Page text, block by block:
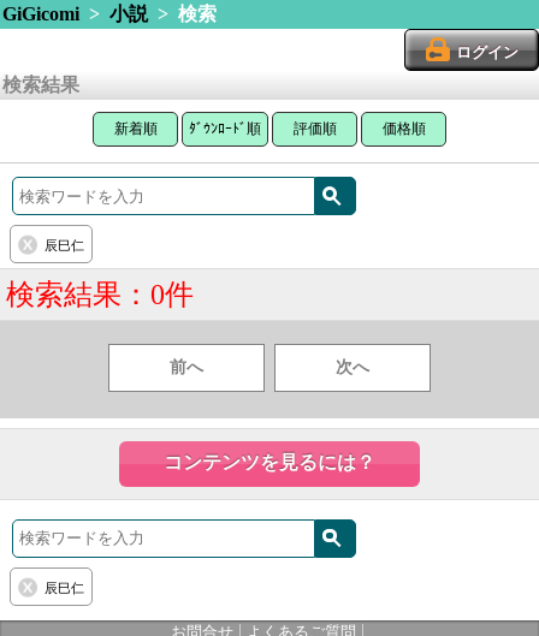
GiGicomi> 小説> 検索
ログイン
検索結果
新着順 ﾀﾞｳﾝﾛｰﾄﾞ順 評価順 価格順
辰巳仁
検索結果：0件
前へ 次へ
コンテンツを見るには？
辰巳仁
お問合せ| よくあるご質問 |